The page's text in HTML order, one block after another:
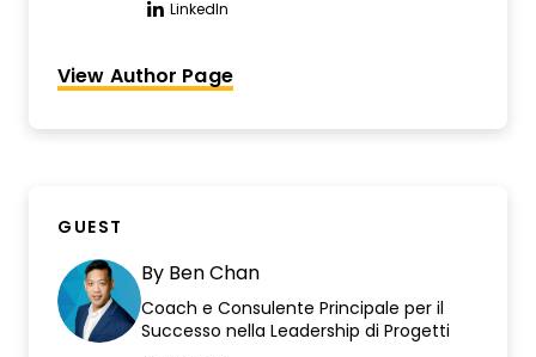
LinkedIn
Opens new window
View Author Page
GUEST
By Ben Chan
Coach e Consulente Principale per il
Successo nella Leadership di Progetti